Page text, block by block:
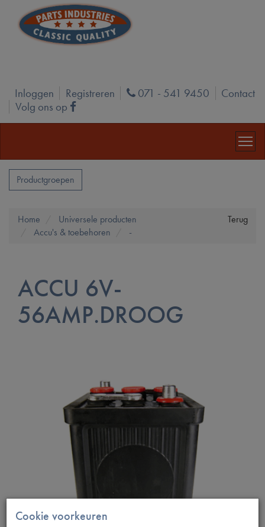
Inloggen Registreren Phone
071 - 541 9450
Contact
Volg ons op
Facebook
Productgroepen
Terug
Home
Universele producten
Accu's & toebehoren
-
ACCU 6V-
56AMP.DROOG
Cookie voorkeuren